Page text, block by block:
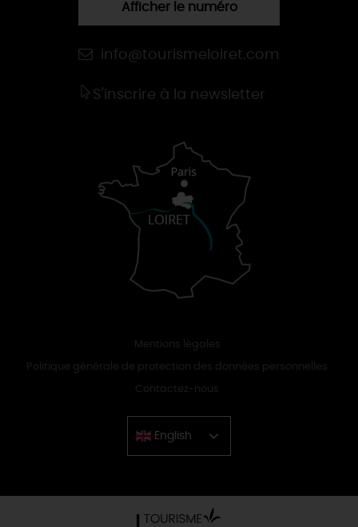
Afficher le numéro
info@tourismeloiret.com
S'inscrire à la newsletter
Mentions légales
Politique générale de protection des données personnelles
Contactez-nous
English
Chinese